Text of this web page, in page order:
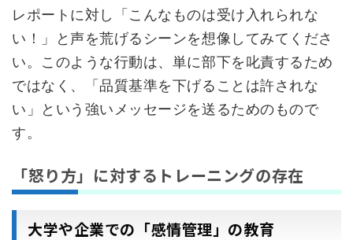
レポートに対し「こんなものは受け入れられな
い！」と声を荒げるシーンを想像してみてくださ
い。このような行動は、単に部下を叱責するため
ではなく、「品質基準を下げることは許されな
い」という強いメッセージを送るためのもので
す。
「怒り方」に対するトレーニングの存在
大学や企業での「感情管理」の教育